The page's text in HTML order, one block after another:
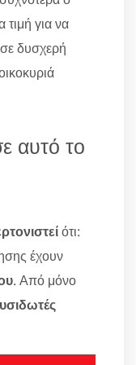
τιμή για να
δυσχερή
αυτό το
ότι:
έχουν
. Από μόνο